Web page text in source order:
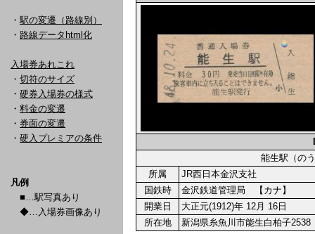
・ 駅の変遷（路線別）
・ 路線データhtml化
入場券あれこれ
・ 切符のサイズ
・ 硬券入場券の様式
・ 料金の変遷
・ 券面の変遷
・ 硬入プレミアの条件
凡例
■…駅写真あり
◆…入場券画像あり
能生駅（
所属
JR西日本金沢支社
国鉄時
金沢鉄道管理局 【カナ】
開業日
大正元(1912)年 12月 16日
所在地
新潟県糸魚川市能生白柏子2538